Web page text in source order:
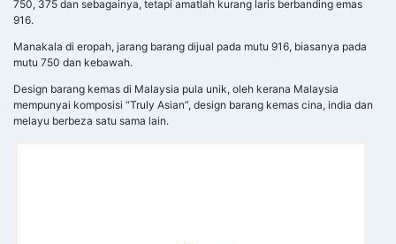
750, 375 dan sebagainya, tetapi amatlah kurang laris berbanding emas
916.
Manakala di eropah, jarang barang dijual pada mutu 916, biasanya pada
mutu 750 dan kebawah.
Design barang kemas di Malaysia pula unik, oleh kerana Malaysia
mempunyai komposisi “Truly Asian”, design barang kemas cina, india dan
melayu berbeza satu sama lain.